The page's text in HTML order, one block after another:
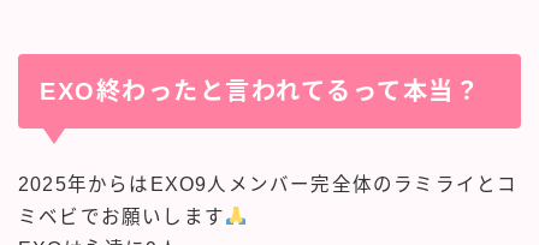
EXO終わったと言われてるって本当？
2025年からはEXO9人メンバー完全体のラミライとコ
ミベビでお願いします